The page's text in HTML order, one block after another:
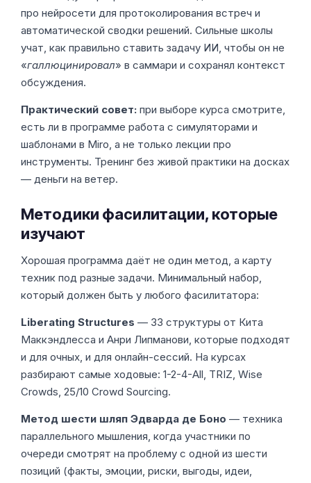
про нейросети для протоколирования встреч и
автоматической сводки решений. Сильные школы
учат, как правильно ставить задачу ИИ, чтобы он не
«галлюцинировал» в саммари и сохранял контекст
обсуждения.
Практический совет: при выборе курса смотрите,
есть ли в программе работа с симуляторами и
шаблонами в Miro, а не только лекции про
инструменты. Тренинг без живой практики на досках
— деньги на ветер.
Методики фасилитации, которые
изучают
Хорошая программа даёт не один метод, а карту
техник под разные задачи. Минимальный набор,
который должен быть у любого фасилитатора:
Liberating Structures — 33 структуры от Кита
Маккэндлесса и Анри Липманови, которые подходят
и для очных, и для онлайн-сессий. На курсах
разбирают самые ходовые: 1-2-4-All, TRIZ, Wise
Crowds, 25/10 Crowd Sourcing.
Метод шести шляп Эдварда де Боно — техника
параллельного мышления, когда участники по
очереди смотрят на проблему с одной из шести
позиций (факты, эмоции, риски, выгоды, идеи,